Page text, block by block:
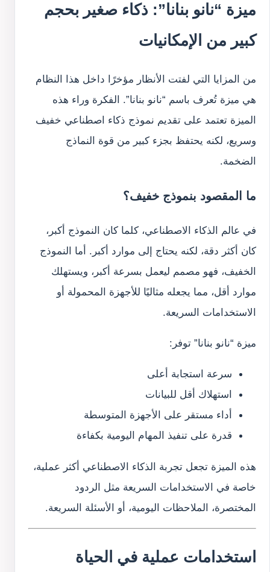
ميزة “نانو بنانا”: ذكاء صغير بحجم
كبير من الإمكانيات
من المزايا التي لفتت الأنظار مؤخرًا داخل هذا النظام
هي ميزة تُعرف باسم “نانو بنانا”. الفكرة وراء هذه
الميزة تعتمد على تقديم نموذج ذكاء اصطناعي خفيف
وسريع، لكنه يحتفظ بجزء كبير من قوة النماذج
الضخمة.
ما المقصود بنموذج خفيف؟
في عالم الذكاء الاصطناعي، كلما كان النموذج أكبر،
كان أكثر دقة، لكنه يحتاج إلى موارد أكبر. أما النموذج
الخفيف، فهو مصمم ليعمل بسرعة أكبر، ويستهلك
موارد أقل، مما يجعله مثاليًا للأجهزة المحمولة أو
الاستخدامات السريعة.
ميزة “نانو بنانا” توفر:
سرعة استجابة أعلى
استهلاك أقل للبيانات
أداء مستقر على الأجهزة المتوسطة
قدرة على تنفيذ المهام اليومية بكفاءة
هذه الميزة تجعل تجربة الذكاء الاصطناعي أكثر عملية،
خاصة في الاستخدامات السريعة مثل الردود
المختصرة، الملاحظات اليومية، أو الأسئلة السريعة.
استخدامات عملية في الحياة